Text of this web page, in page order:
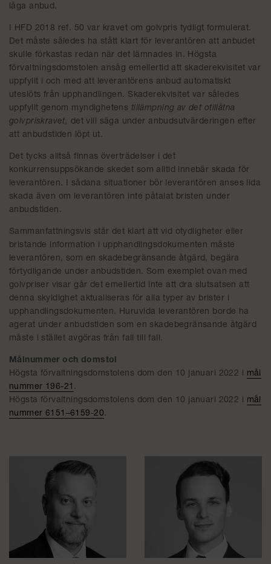
låga anbud.
I HFD 2018 ref. 50 var kravet om golvpris tydligt formulerat.
Det måste således ha stått klart för leverantören att anbudet
skulle förkastas redan när det lämnades in. Högsta
förvaltningsdomstolen ansåg emellertid att skaderekvisitet var
uppfyllt i och med att leverantörens anbud automatiskt
uteslöts från upphandlingen. Skaderekvisitet var således
uppfyllt genom myndighetens tillämpning av det otillåtna
golvpriskravet, det vill säga under anbudsutvärderingen efter
att anbudstiden löpt ut.
Det tycks alltså finnas överträdelser i det
konkurrensuppsökande skedet som alltid innebär skada för
leverantören. I sådana situationer bör leverantören anses lida
skada även om leverantören inte påtalat bristen under
anbudstiden.
Sammanfattningsvis står det klart att vid otydligheter eller
bristande information i upphandlingsdokumenten måste
leverantören, som en skadebegränsande åtgärd, begära
förtydligande under anbudstiden. Som exemplet ovan med
golvpriser visar går det emellertid inte att dra slutsatsen att
denna skyldighet aktualiseras för alla typer av brister i
upphandlingsdokumenten. Huruvida leverantören borde ha
agerat under anbudstiden som en skadebegränsande åtgärd
måste i stället avgöras från fall till fall.
Målnummer och domstol
Högsta förvaltningsdomstolens dom den 10 januari 2022 i mål
nummer 196-21 .
Högsta förvaltningsdomstolens dom den 10 januari 2022 i mål
nummer 6151–6159-20.